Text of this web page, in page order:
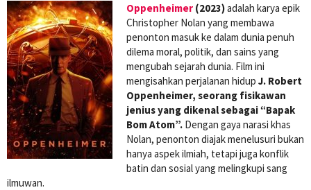
Oppenheimer (2023)adalah karya epik
Christopher Nolan yang membawa
penonton masuk ke dalam dunia penuh
dilema moral, politik, dan sains yang
mengubah sejarah dunia. Film ini
mengisahkan perjalanan hidup J. Robert
Oppenheimer, seorang fisikawan
jenius yang dikenal sebagai “Bapak
Bom Atom”. Dengan gaya narasi khas
Nolan, penonton diajak menelusuri bukan
hanya aspek ilmiah, tetapi juga konflik
batin dan sosial yang melingkupi sang
ilmuwan.